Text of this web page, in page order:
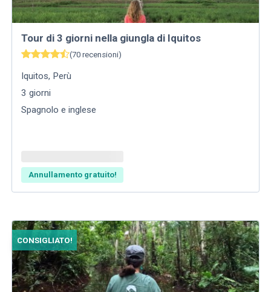
Tour di 3 giorni nella giungla di Iquitos
(70 recensioni)
Iquitos, Perù
3 giorni
Spagnolo e inglese
Annullamento gratuito!
CONSIGLIATO!